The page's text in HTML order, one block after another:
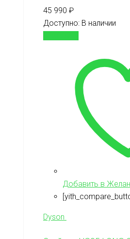
45 990 ₽
Доступно: В наличии
Добавить в
Dyson